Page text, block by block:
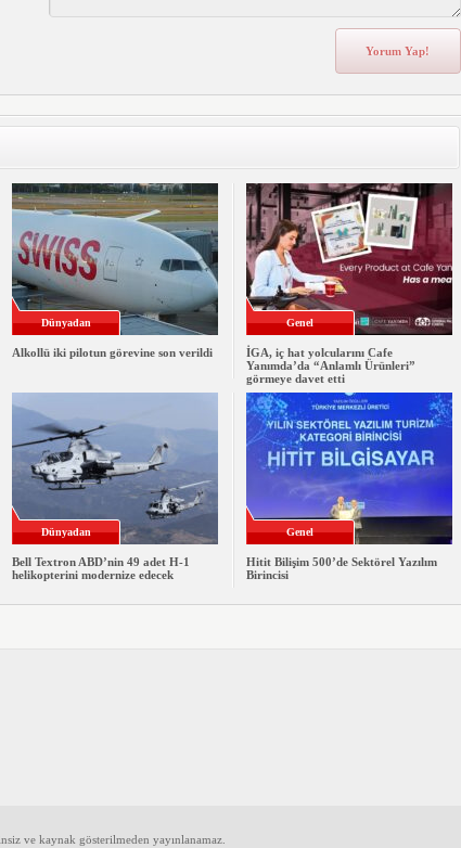
Dünyadan
Alkollü iki pilotun görevine son verildi
Genel
İGA, iç hat yolcularını Cafe
Yanımda’da “Anlamlı Ürünleri”
görmeye davet etti
Dünyadan
Bell Textron ABD’nin 49 adet H-1
helikopterini modernize edecek
Genel
Hitit Bilişim 500’de Sektörel Yazılım
Birincisi
ve kaynak gösterilmeden yayınlanamaz.